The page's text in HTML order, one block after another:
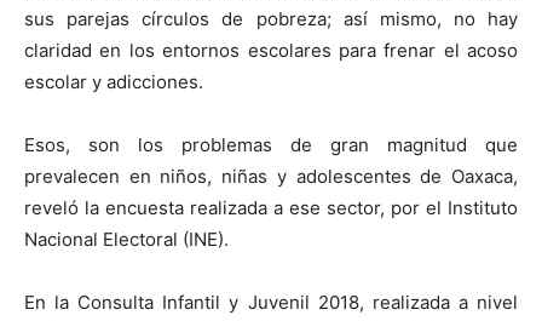
sus parejas círculos de pobreza; así mismo, no hay
claridad en los entornos escolares para frenar el acoso
escolar y adicciones.
Esos, son los problemas de gran magnitud que
prevalecen en niños, niñas y adolescentes de Oaxaca,
reveló la encuesta realizada a ese sector, por el Instituto
Nacional Electoral (INE).
En la Consulta Infantil y Juvenil 2018, realizada a nivel